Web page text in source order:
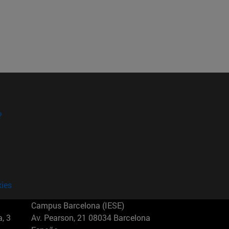
3
Campus Barcelona (IESE)
Av. Pearson, 21 08034 Barcelona